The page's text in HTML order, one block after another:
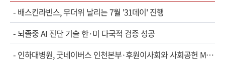
- 배스킨라빈스, 무더위 날리는 7월 '31데이' 진행
- 뇌졸중 AI 진단 기술 한·미 다국적 검증 성공
- 인하대병원, 굿네이버스 인천본부·후원이사회와 사회공헌 MOU